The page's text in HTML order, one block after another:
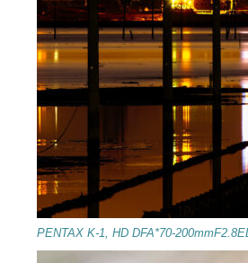
PENTAX K-1, HD DFA*70-